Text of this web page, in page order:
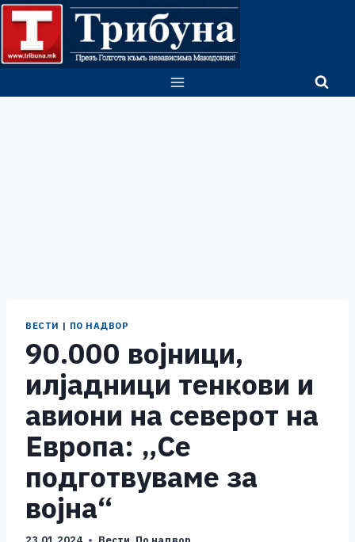
Skip
content
ВЕСТИ | ПО НАДВОР
90.000 војници,
илјадници тенкови и
авиони на северот на
Европа: „Се
подготвуваме за
војна“